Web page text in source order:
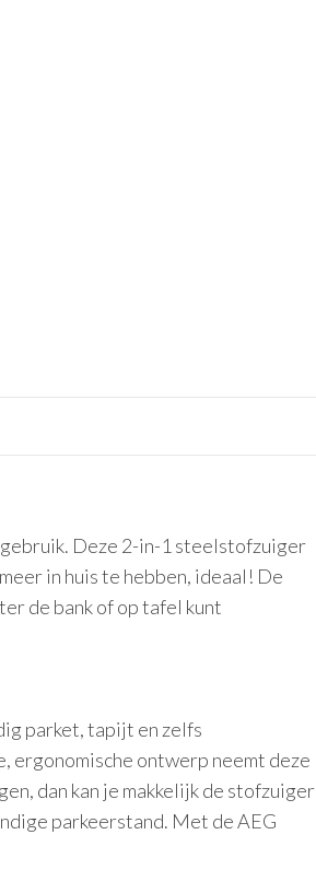
Deze 2-in-1 steelstofzuiger
in huis te hebben, ideaal! De
de bank of op tafel kunt
parket, tapijt en zelfs
ergonomische ontwerp neemt deze
dan kan je makkelijk de stofzuiger
parkeerstand. Met de AEG